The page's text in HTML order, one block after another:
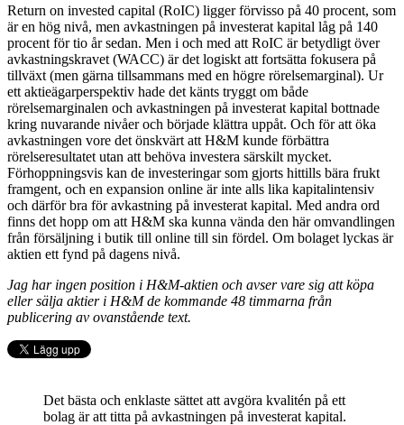
Return on invested capital (RoIC) ligger förvisso på 40 procent, som
är en hög nivå, men avkastningen på investerat kapital låg på 140
procent för tio år sedan. Men i och med att RoIC är betydligt över
avkastningskravet (WACC) är det logiskt att fortsätta fokusera på
tillväxt (men gärna tillsammans med en högre rörelsemarginal). Ur
ett aktieägarperspektiv hade det känts tryggt om både
rörelsemarginalen och avkastningen på investerat kapital bottnade
kring nuvarande nivåer och började klättra uppåt. Och för att öka
avkastningen vore det önskvärt att H&M kunde förbättra
rörelseresultatet utan att behöva investera särskilt mycket.
Förhoppningsvis kan de investeringar som gjorts hittills bära frukt
framgent, och en expansion online är inte alls lika kapitalintensiv
och därför bra för avkastning på investerat kapital. Med andra ord
finns det hopp om att H&M ska kunna vända den här omvandlingen
från försäljning i butik till online till sin fördel. Om bolaget lyckas är
aktien ett fynd på dagens nivå.
Jag har ingen position i H&M-aktien och avser vare sig att köpa
eller sälja aktier i H&M de kommande 48 timmarna från
publicering av ovanstående text.
Det bästa och enklaste sättet att avgöra kvalitén på ett
bolag är att titta på avkastningen på investerat kapital.